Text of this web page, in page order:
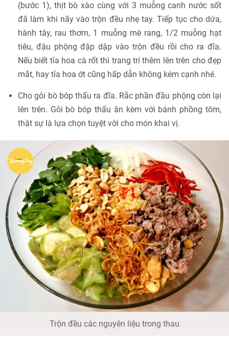
(bước 1), thịt bò xào cùng với 3 muỗng canh nước sốt
đã làm khi nãy vào trộn đều nhẹ tay. Tiếp tục cho dứa,
hành tây, rau thơm, 1 muỗng mè rang, 1/2 muỗng hạt
tiêu, đậu phộng đập dập vào trộn đều rồi cho ra đĩa.
Nếu biết tỉa hoa cà rốt thì trang trí thêm lên trên cho đẹp
mắt, hay tỉa hoa ớt cũng hấp dẫn không kém cạnh nhé.
Cho gỏi bò bóp thấu ra đĩa. Rắc phần đầu phộng còn lại
lên trên. Gỏi bò bóp thấu ăn kèm với bánh phồng tôm,
thật sự là lựa chọn tuyệt vời cho món khai vị.
Trộn đều các nguyên liệu trong thau